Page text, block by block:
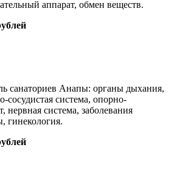
аппарат, обмен веществ.
санаториев Анапы: органы дыхания,
сосудистая система, опорно-
нервная система, заболевания
гинекология.